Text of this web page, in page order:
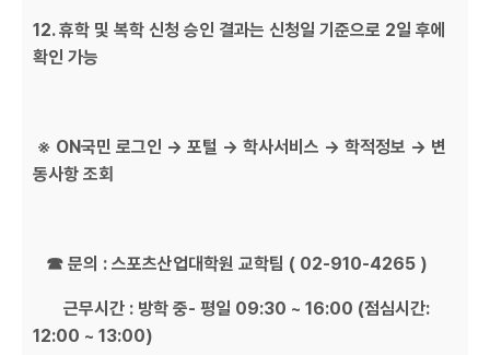
12. 휴학 및 복학 신청 승인 결과는 신청일 기준으로 2일 후에
확인 가능
※ ON국민 로그인 → 포털 → 학사서비스 → 학적정보 → 변
동사항 조회
☎ 문의 : 스포츠산업대학원 교학팀 ( 02-910-4265 )
근무시간 : 방학 중- 평일 09:30 ~ 16:00 (점심시간:
12:00 ~ 13:00)